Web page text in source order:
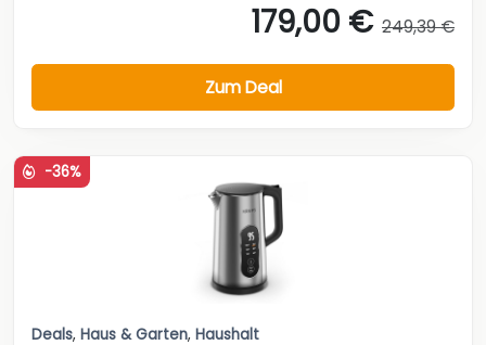
179,00 € 249,39 €
Zum Deal
-36%
Deals, Haus & Garten, Haushalt